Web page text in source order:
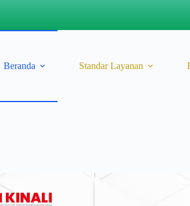
Beranda Standar Layanan